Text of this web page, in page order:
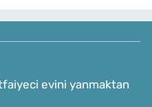
evini yanmaktan